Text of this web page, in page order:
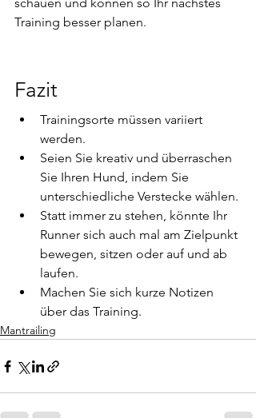
Training besser planen.
Fazit
Trainingsorte müssen variiert
werden.
Seien Sie kreativ und überraschen
Sie Ihren Hund, indem Sie
unterschiedliche Verstecke wählen.
Statt immer zu stehen, könnte Ihr
Runner sich auch mal am Zielpunkt
bewegen, sitzen oder auf und ab
laufen.
Machen Sie sich kurze Notizen
über das Training.
Mantrailing